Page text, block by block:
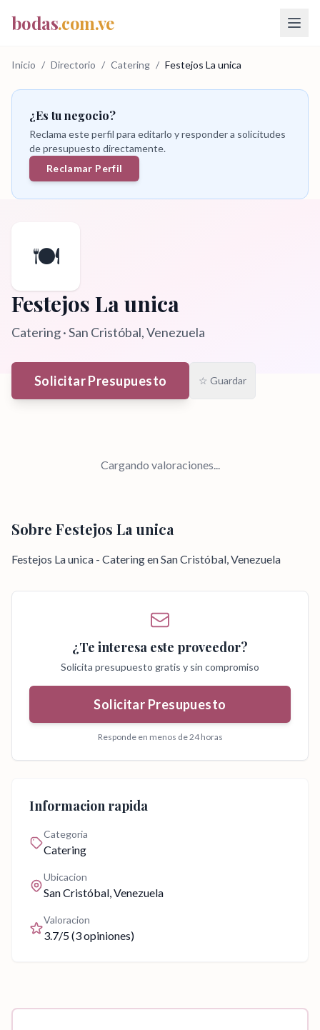
bodas.com.ve
Inicio / Directorio / Catering / Festejos La unica
¿Es tu negocio?
Reclama este perfil para editarlo y responder a solicitudes
de presupuesto directamente.
Reclamar Perfil
🍽️
Festejos La unica
Catering·San Cristóbal, Venezuela
Solicitar Presupuesto ☆ Guardar
Cargando valoraciones...
Sobre Festejos La unica
Festejos La unica - Catering en San Cristóbal, Venezuela
¿Te interesa este proveedor?
Solicita presupuesto gratis y sin compromiso
Solicitar Presupuesto
Responde en menos de 24 horas
Informacion rapida
Categoria
Catering
Ubicacion
San Cristóbal, Venezuela
Valoracion
3.7/5 (3opiniones)